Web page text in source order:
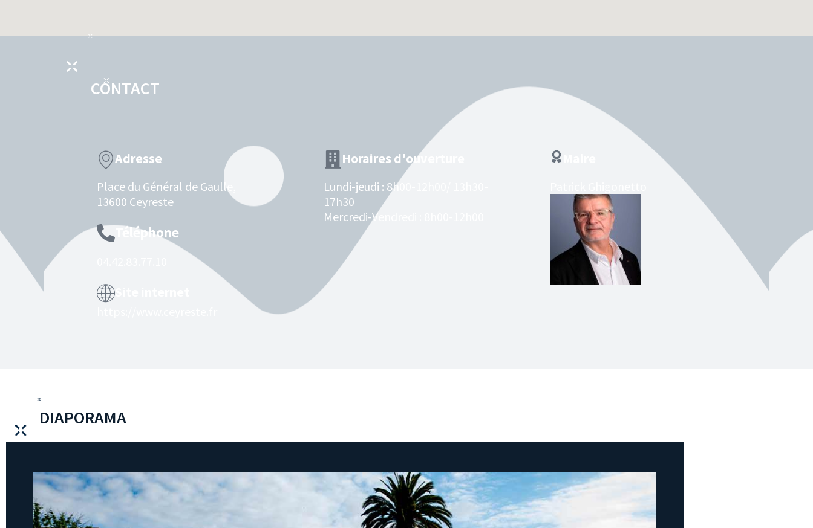
CONTACT
Adresse
Place du Général de Gaulle,
13600 Ceyreste
Téléphone
Horaires d'ouverture
Lundi-jeudi : 8h00-12h00/ 13h30-
17h30
Mercredi-Vendredi : 8h00-12h00
DIAPORAMA